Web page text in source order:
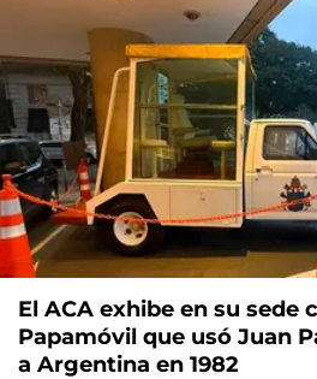
El ACA exhibe en su sede
Papamóvil que usó Juan
a Argentina en 1982